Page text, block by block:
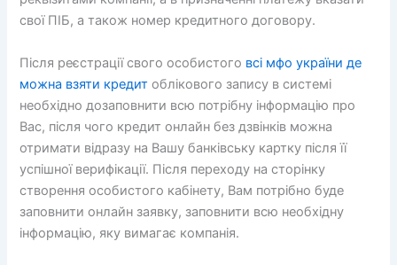
свої ПІБ, а також номер кредитного договору.
Після реєстрації свого особистого всі мфо україни де
можна взяти кредит облікового запису в системі
необхідно дозаповнити всю потрібну інформацію про
Вас, після чого кредит онлайн без дзвінків можна
отримати відразу на Вашу банківську картку після її
успішної верифікації. Після переходу на сторінку
створення особистого кабінету, Вам потрібно буде
заповнити онлайн заявку, заповнити всю необхідну
інформацію, яку вимагає компанія.